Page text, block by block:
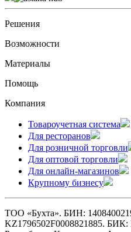
Решения
Возможности
Материалы
Помощь
Компания
Товароучетная система
Для ресторанов
Для розничной торговли
Для оптовой торговли
Для онлайн-магазинов
Крупному бизнесу
ТОО «Бухта». БИН:
KZ1796502F0008821885.